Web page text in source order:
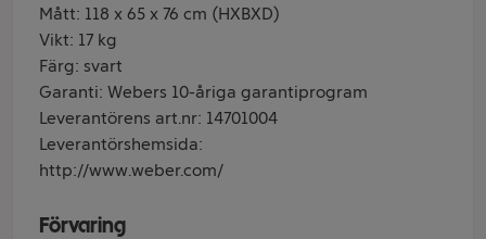
Mått: 118 x 65 x 76 cm (HXBXD)
Vikt: 17 kg
Färg: svart
Garanti: Webers 10-åriga garantiprogram
Leverantörens art.nr: 14701004
Leverantörshemsida:
http://www.weber.com/
Förvaring